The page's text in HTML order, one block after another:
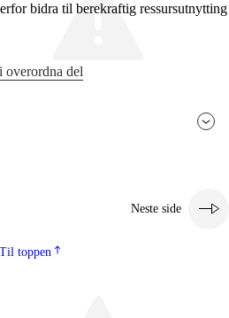
bidra til berekraftig ressursutnytting
del
Neste side
Til toppen